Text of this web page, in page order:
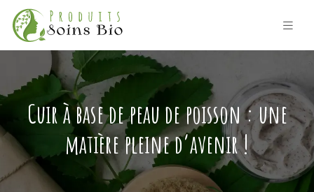
Cuir à base de peau de poisson : une
matière pleine d’avenir !